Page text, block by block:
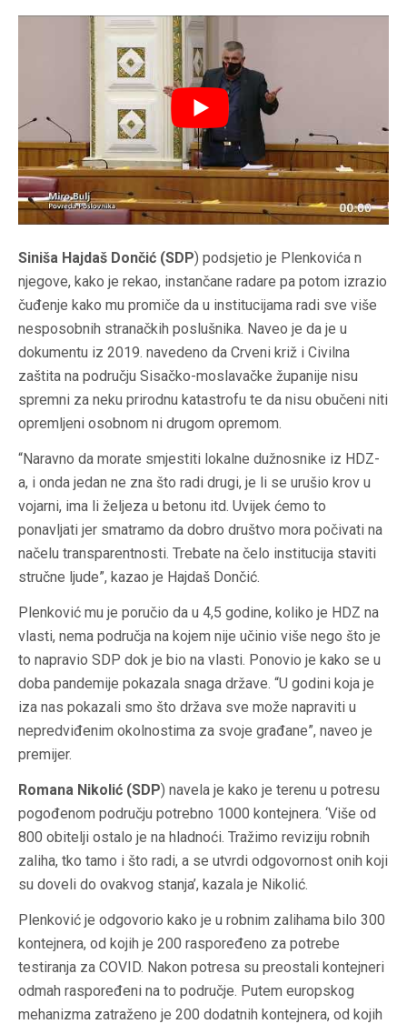
Siniša Hajdaš Dončić (SDP) podsjetio je Plenkovića n
njegove, kako je rekao, instančane radare pa potom izrazio
čuđenje kako mu promiče da u institucijama radi sve više
nesposobnih stranačkih poslušnika. Naveo je da je u
dokumentu iz 2019. navedeno da Crveni križ i Civilna
zaštita na području Sisačko-moslavačke županije nisu
spremni za neku prirodnu katastrofu te da nisu obučeni niti
opremljeni osobnom ni drugom opremom.
“Naravno da morate smjestiti lokalne dužnosnike iz HDZ-
a, i onda jedan ne zna što radi drugi, je li se urušio krov u
vojarni, ima li željeza u betonu itd. Uvijek ćemo to
ponavljati jer smatramo da dobro društvo mora počivati na
načelu transparentnosti. Trebate na čelo institucija staviti
stručne ljude”, kazao je Hajdaš Dončić.
Plenković mu je poručio da u 4,5 godine, koliko je HDZ na
vlasti, nema područja na kojem nije učinio više nego što je
to napravio SDP dok je bio na vlasti. Ponovio je kako se u
doba pandemije pokazala snaga države. “U godini koja je
iza nas pokazali smo što država sve može napraviti u
nepredviđenim okolnostima za svoje građane”, naveo je
premijer.
Romana Nikolić (SDP) navela je kako je terenu u potresu
pogođenom području potrebno 1000 kontejnera. ‘Više od
800 obitelji ostalo je na hladnoći. Tražimo reviziju robnih
zaliha, tko tamo i što radi, a se utvrdi odgovornost onih koji
su doveli do ovakvog stanja’, kazala je Nikolić.
Plenković je odgovorio kako je u robnim zalihama bilo 300
kontejnera, od kojih je 200 raspoređeno za potrebe
testiranja za COVID. Nakon potresa su preostali kontejneri
odmah raspoređeni na to područje. Putem europskog
mehanizma zatraženo je 200 dodatnih kontejnera, od kojih